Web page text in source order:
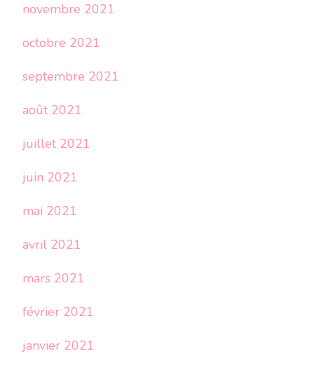
novembre 2021
octobre 2021
septembre 2021
août 2021
juillet 2021
juin 2021
mai 2021
avril 2021
mars 2021
février 2021
janvier 2021